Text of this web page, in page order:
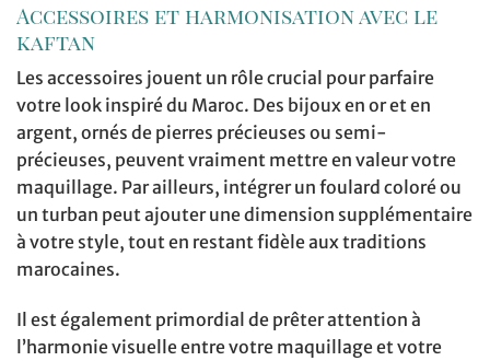
Accessoires et harmonisation avec le
kaftan
Les accessoires jouent un rôle crucial pour parfaire
votre look inspiré du Maroc. Des bijoux en or et en
argent, ornés de pierres précieuses ou semi-
précieuses, peuvent vraiment mettre en valeur votre
maquillage. Par ailleurs, intégrer un foulard coloré ou
un turban peut ajouter une dimension supplémentaire
à votre style, tout en restant fidèle aux traditions
marocaines.
Il est également primordial de prêter attention à
l’harmonie visuelle entre votre maquillage et votre